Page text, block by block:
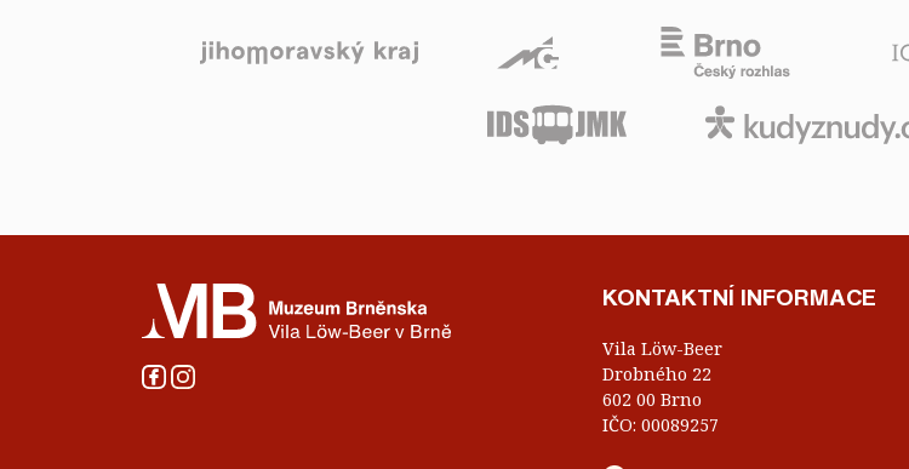
KONTAKTNÍ INFORMACE
Vila Löw-Beer
Drobného 22
602 00 Brno
IČO: 00089257